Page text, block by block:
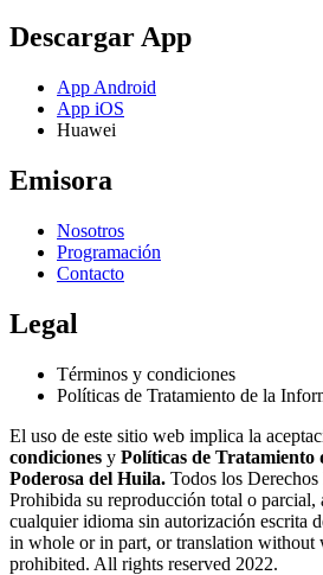
Descargar App
App Android
App iOS
Huawei
Emisora
Nosotros
Programación
Contacto
Legal
Términos y condiciones
Políticas de Tratamiento de la
El uso de este sitio web implica la
condiciones y Políticas de Tratamiento
Poderosa del Huila. Todos los
Prohibida su reproducción total o parcial,
cualquier idioma sin autorización escrita
in whole or in part, or translation without
prohibited. All rights reserved 2022.